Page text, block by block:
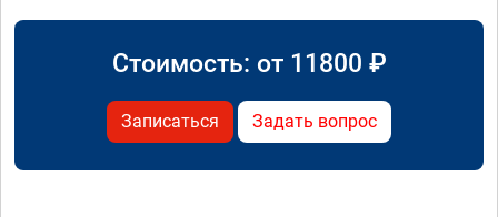
Стоимость: от 11800 ₽
Записаться Задать вопрос